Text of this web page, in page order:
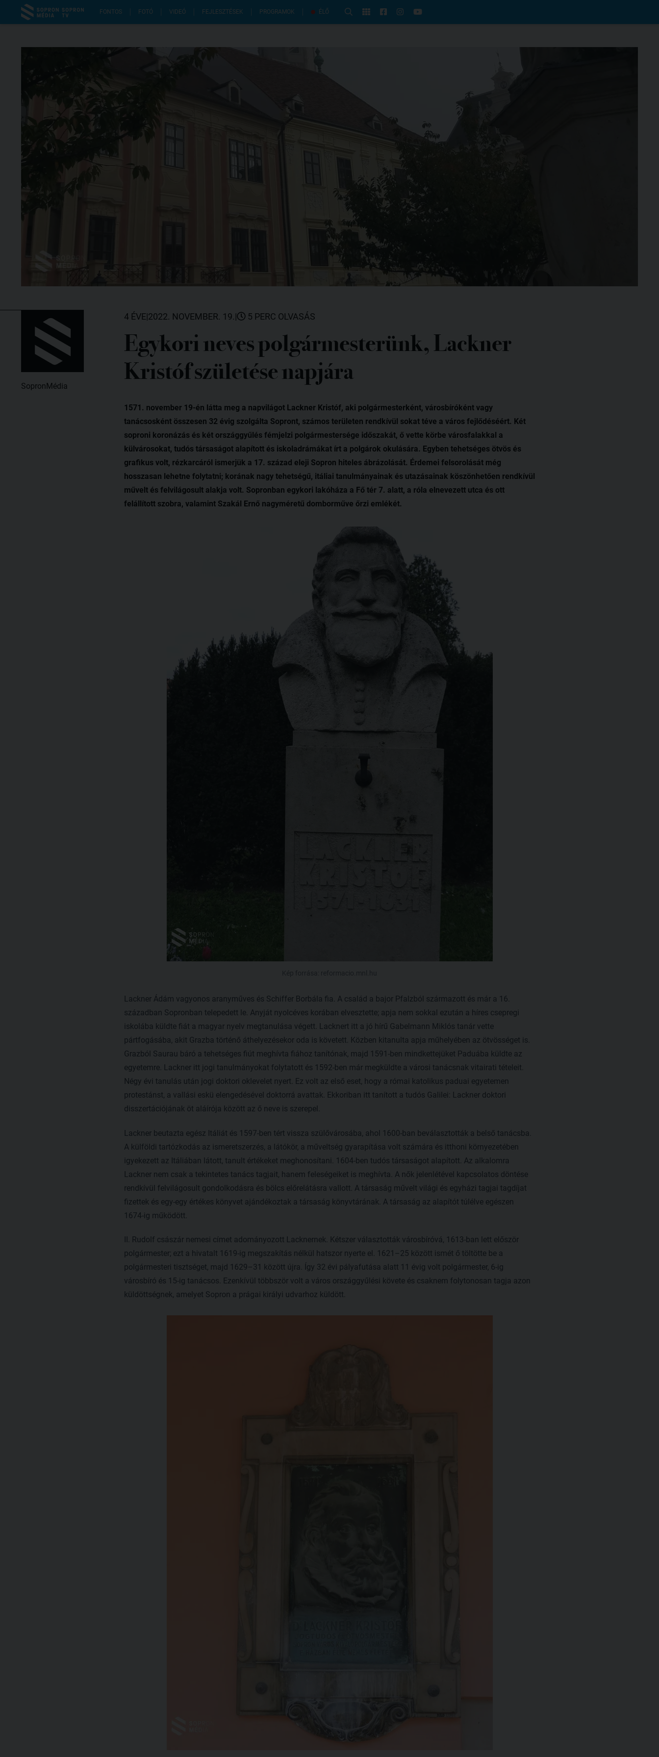
FONTOS FOTÓ VIDEÓ FEJLESZTÉSEK PROGRAMOK ÉLŐ
SopronMédia
4 ÉVE|2022. NOVEMBER. 19.| 5 PERC OLVASÁS
Egykori neves polgármesterünk, Lackner
Kristóf születése napjára
1571. november 19-én látta meg a napvilágot Lackner Kristóf, aki polgármesterként, városbíróként vagy
tanácsosként összesen 32 évig szolgálta Sopront, számos területen rendkívül sokat téve a város fejlődéséért. Két
soproni koronázás és két országgyűlés fémjelzi polgármestersége időszakát, ő vette körbe városfalakkal a
külvárosokat, tudós társaságot alapított és iskoladrámákat írt a polgárok okulására. Egyben tehetséges ötvös és
grafikus volt, rézkarcáról ismerjük a 17. század eleji Sopron hiteles ábrázolását. Érdemei felsorolását még
hosszasan lehetne folytatni; korának nagy tehetségű, itáliai tanulmányainak és utazásainak köszönhetően rendkívül
művelt és felvilágosult alakja volt. Sopronban egykori lakóháza a Fő tér 7. alatt, a róla elnevezett utca és ott
felállított szobra, valamint Szakál Ernő nagyméretű domborműve őrzi emlékét.
Lackner Ádám vagyonos aranyműves és Schiffer Borbála fia. A család a bajor Pfalzból származott és már a 16.
században Sopronban telepedett le. Anyját nyolcéves korában elvesztette; apja nem sokkal ezután a híres csepregi
iskolába küldte fiát a magyar nyelv megtanulása végett. Lacknert itt a jó hírű Gabelmann Miklós tanár vette
pártfogásába, akit Grazba történő áthelyezésekor oda is követett. Közben kitanulta apja műhelyében az ötvösséget is.
Grazból Saurau báró a tehetséges fiút meghívta fiához tanítónak, majd 1591-ben mindkettejüket Paduába küldte az
egyetemre. Lackner itt jogi tanulmányokat folytatott és 1592-ben már megküldte a városi tanácsnak vitairati tételeit.
Négy évi tanulás után jogi doktori oklevelet nyert. Ez volt az első eset, hogy a római katolikus paduai egyetemen
protestánst, a vallási eskü elengedésével doktorrá avattak. Ekkoriban itt tanított a tudós Galilei: Lackner doktori
disszertációjának öt aláírója között az ő neve is szerepel.
Lackner beutazta egész Itáliát és 1597-ben tért vissza szülővárosába, ahol 1600-ban beválasztották a belső tanácsba.
A külföldi tartózkodás az ismeretszerzés, a látókör, a műveltség gyarapítása volt számára és itthoni környezetében
igyekezett az Itáliában látott, tanult értékeket meghonosítani. 1604-ben tudós társaságot alapított. Az alkalomra
Lackner nem csak a tekintetes tanács tagjait, hanem feleségeiket is meghívta. A nők jelenlétével kapcsolatos döntése
rendkívül felvilágosult gondolkodásra és bölcs előrelátásra vallott. A társaság művelt világi és egyházi tagjai tagdíjat
fizettek és egy-egy értékes könyvet ajándékoztak a társaság könyvtárának. A társaság az alapítót túlélve egészen
1674-ig működött.
II. Rudolf császár nemesi címet adományozott Lacknernek. Kétszer választották városbíróvá, 1613-ban lett először
polgármester; ezt a hivatalt 1619-ig megszakítás nélkül hatszor nyerte el. 1621–25 között ismét ő töltötte be a
polgármesteri tisztséget, majd 1629–31 között újra. Így 32 évi pályafutása alatt 11 évig volt polgármester, 6-ig
városbíró és 15-ig tanácsos. Ezenkívül többször volt a város országgyűlési követe és csaknem folytonosan tagja azon
küldöttségnek, amelyet Sopron a prágai királyi udvarhoz küldött.